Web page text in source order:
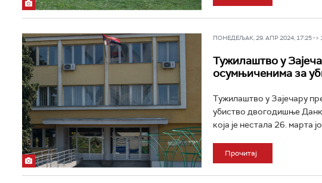
ПОНЕДЕЉАК, 29. АПР 2024, 17:25 ->
Тужилаштво у
осумњиченима за
Тужилаштво у Зајечару
убиство двогодишње
која је нестала 26. марта
Прочитај